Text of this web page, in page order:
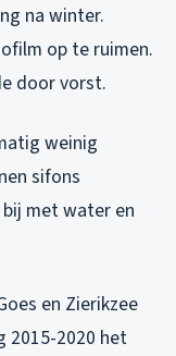
na winter.
op te ruimen.
door vorst.
weinig
sifons
met water en
en Zierikzee
2015-2020 het